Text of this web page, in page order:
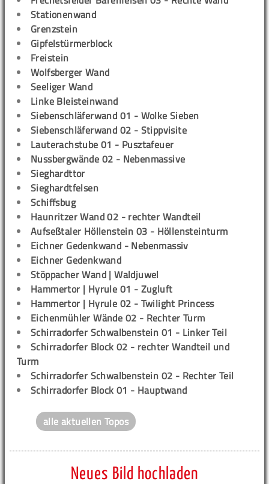
Stationenwand
Grenzstein
Gipfelstürmerblock
Freistein
Wolfsberger Wand
Seeliger Wand
Linke Bleisteinwand
Siebenschläferwand 01 - Wolke Sieben
Siebenschläferwand 02 - Stippvisite
Lauterachstube 01 - Pusztafeuer
Nussbergwände 02 - Nebenmassive
Sieghardttor
Sieghardtfelsen
Schiffsbug
Haunritzer Wand 02 - rechter Wandteil
Aufseßtaler Höllenstein 03 - Höllensteinturm
Eichner Gedenkwand - Nebenmassiv
Eichner Gedenkwand
Stöppacher Wand | Waldjuwel
Hammertor | Hyrule 01 - Zugluft
Hammertor | Hyrule 02 - Twilight Princess
Eichenmühler Wände 02 - Rechter Turm
Schirradorfer Schwalbenstein 01 - Linker Teil
Schirradorfer Block 02 - rechter Wandteil und
Turm
Schirradorfer Schwalbenstein 02 - Rechter Teil
Schirradorfer Block 01 - Hauptwand
alle aktuellen Topos
Neues Bild hochladen